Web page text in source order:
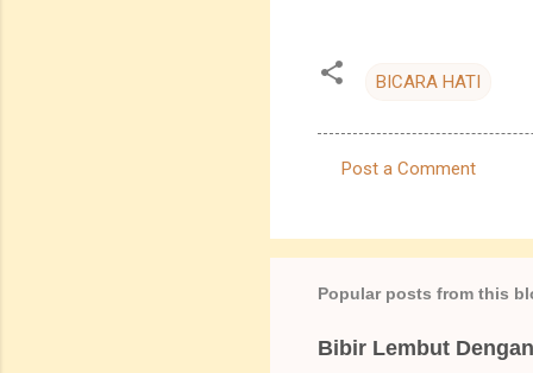
BICARA HATI
m
m
n
Post a Comment
Popular posts from this
Bibir Lembut